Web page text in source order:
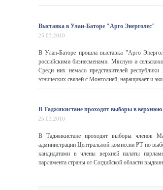
Выставка в Улан-Баторе "Арго Энерголес"
25.03.2010
В Улан-Баторе прошла выставка "Арго
российскими бизнесменами. Мясную и
Среди них немало представителей
этнических связей с Монголией, наращивает и
В Таджикистане проходят выборы в верхнюю
25.03.2010
В Таджикистане проходят выборы членов
администрации Центральной комиссии РТ по
кандидатами в члены верхней палаты
парламента страны от Согдийской области